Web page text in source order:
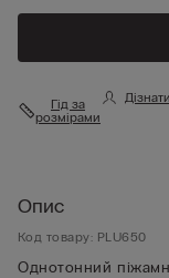
Гід за
розмірами
Опис
Код товару: PLU650
Однотонний